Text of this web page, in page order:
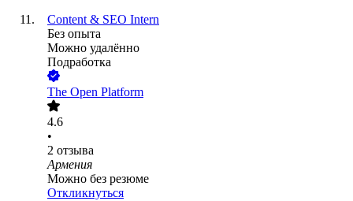
Content & SEO Intern
Без опыта
Можно удалённо
Подработка
The Open Platform
4.6
•
2 отзыва
Армения
Можно без резюме
Откликнуться